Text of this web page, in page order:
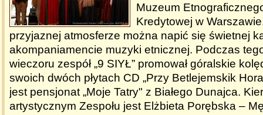
Muzeum
Kredytowej w
przyjaznej atmosferze można napić się świetnej
akompaniamencie muzyki etnicznej. Podczas
wieczoru zespół „9 SIYŁ” promował góralskie
swoich dwóch płytach CD „Przy Betlejemskik
jest pensjonat „Moje Tatry" z Białego Dunajca.
artystycznym Zespołu jest Elżbieta Porębska –